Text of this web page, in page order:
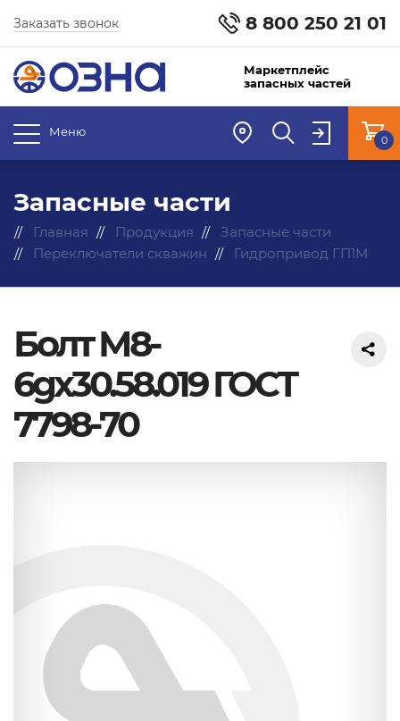
8 800 250 21 01
Заказать звонок
Маркетплейс
запасных частей
Меню
0
Запасные части
Главная Продукция
Запасные части
Переключатели скважин
Гидропривод ГП1М
Болт М8-
6gx30.58.019 ГОСТ
7798-70